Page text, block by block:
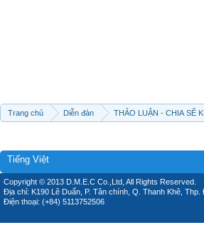
Trang chủ Diễn đàn THẢO LUẬN - CHIA SẼ
Tiếng Việt
Copyright © 2013 D.M.E.C Co.,Ltd, All Rights Reserved.
Địa chỉ: K190 Lê Duẩn, P. Tân chính, Q. Thanh Khê, Thp.
Điện thoại: (+84) 5113752506